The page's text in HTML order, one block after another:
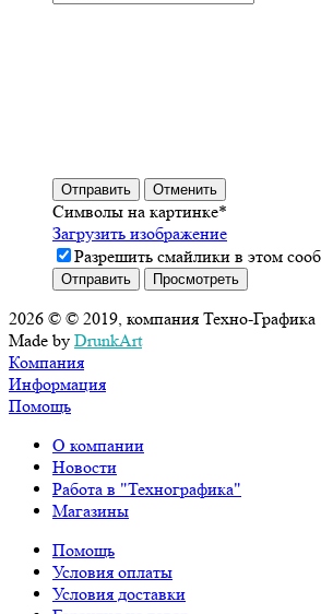
Отправить Отменить
Символы на картинке*
Загрузить изображение
Разрешить смайлики в этом
2026 © © 2019, компания Техно-Графика
Made by DrunkArt
Компания
Информация
Помощь
О компании
Новости
Работа в "Технографика"
Магазины
Помощь
Условия оплаты
Условия доставки